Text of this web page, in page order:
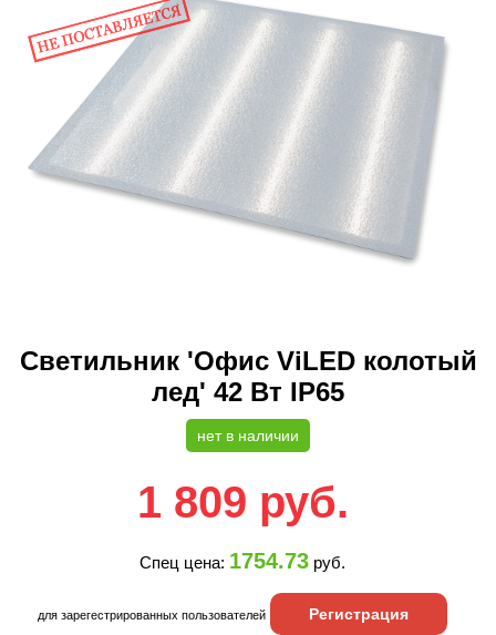
Светильник 'Офис ViLED колотый
лед' 42 Вт IP65
нет в наличии
1 809 руб.
Спец цена: 1754.73 руб.
для зарегестрированных пользователей Регистрация